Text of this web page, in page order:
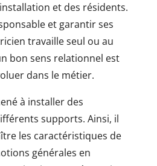
et des résidents.
et garantir ses
travaille seul ou au
bon sens relationnel est
dans le métier.
à installer des
supports. Ainsi, il
les caractéristiques de
générales en